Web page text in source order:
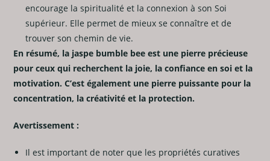
encourage la spiritualité et la connexion à son Soi
supérieur. Elle permet de mieux se connaître et de
trouver son chemin de vie.
En résumé, la jaspe bumble bee est une pierre précieuse
pour ceux qui recherchent la joie, la confiance en soi et la
motivation. C’est également une pierre puissante pour la
concentration, la créativité et la protection.
Avertissement :
Il est important de noter que les propriétés curatives